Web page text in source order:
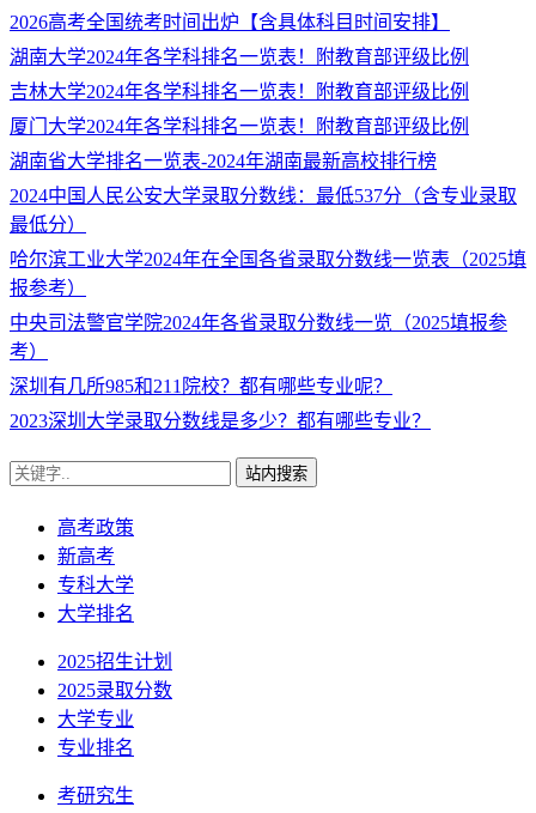
2026高考全国统考时间出炉【含具体科目时间安排】
湖南大学2024年各学科排名一览表！附教育部评级比例
吉林大学2024年各学科排名一览表！附教育部评级比例
厦门大学2024年各学科排名一览表！附教育部评级比例
湖南省大学排名一览表-2024年湖南最新高校排行榜
2024中国人民公安大学录取分数线：最低537分（含专业录取
最低分）
哈尔滨工业大学2024年在全国各省录取分数线一览表（2025填
报参考）
中央司法警官学院2024年各省录取分数线一览（2025填报参
考）
深圳有几所985和211院校？都有哪些专业呢？
2023深圳大学录取分数线是多少？都有哪些专业？
站内搜索
高考政策
新高考
专科大学
大学排名
2025招生计划
2025录取分数
大学专业
专业排名
考研究生